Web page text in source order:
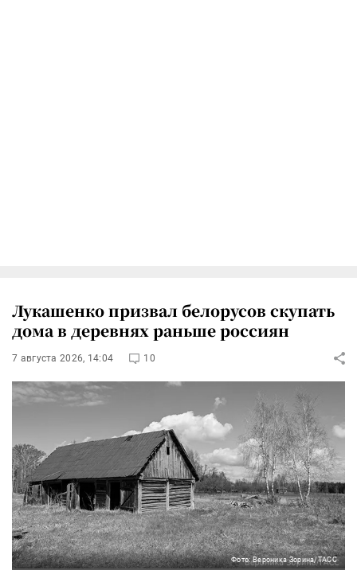
Лукашенко призвал белорусов скупать
дома в деревнях раньше россиян
7 августа 2026, 14:04 10
Фото: Вероника Зорина/ТАСС